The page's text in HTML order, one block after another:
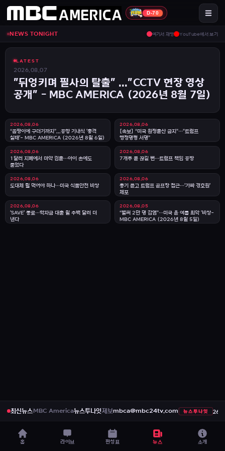
MBC America 뉴스투나잇
D-70
NEWS TONIGHT 여기서 재생 YouTube에서 보기
LATEST
2026.08.07
"뒤엉키며 필사의 탈출" ..."CCTV 현장 영상
공개" - MBC AMERICA (2026년 8월 7일)
2026.08.06
“곰팡이에 구더기까지”...공항 기내식 '충격
실태'- MBC AMERICA (2026년 8월 6일)
2026.08.06
[속보] “미국 원정출산 금지”…”트럼프
행정명령 서명”
2026.08.06
1달러 지폐에서 마약 검출…아이 손에도
묻었다
2026.08.06
7개주 물 끊길 뻔…트럼프 책임 공방
2026.08.06
도대체 뭘 먹어야 하나…미국 식품안전 비상
2026.08.06
총기 들고 트럼프 골프장 접근…'가짜 경호원'
체포
2026.08.06
'SAVE' 종료…학자금 대출 월 수백 달러 더
낸다
2026.08.05
“벌써 2만 명 감염”…미국 올 여름 최악 '비상-
MBC AMERICA (2026년 8월 5일)
최신뉴스 MBC America뉴스투나잇제보mbca@mbc24tv.com 뉴스투나잇
“곰팡이에 구더기까지”...공항 기내식 '충격 실태'- MBC AMERICA (2026년
홈 라이브 편성표 뉴스 소개